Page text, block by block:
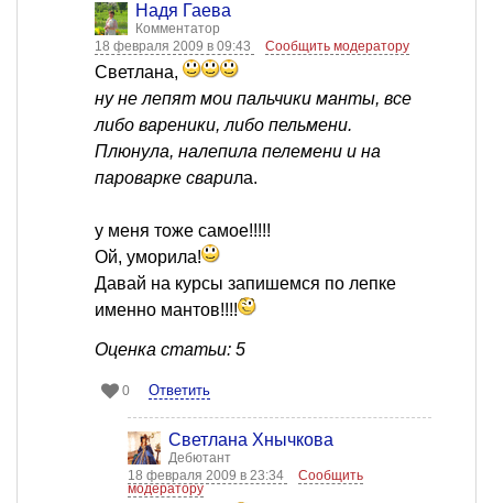
Надя Гаева
Комментатор
18 февраля 2009 в 09:43
Сообщить модератору
Светлана,
ну не лепят мои пальчики манты, все
либо вареники, либо пельмени.
Плюнула, налепила пелемени и на
пароварке сварила.
у меня тоже самое!!!!!
Ой, уморила!
Давай на курсы запишемся по лепке
именно мантов!!!!
Оценка статьи: 5
0 Ответить
Светлана Хнычкова
Дебютант
18 февраля 2009 в 23:34
Сообщить
модератору